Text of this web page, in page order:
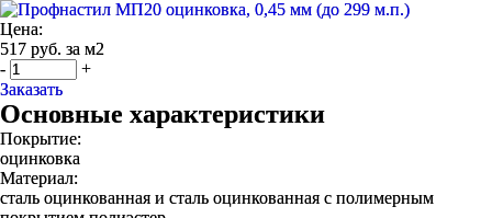
Цена:
517 руб. за м2
-
+
Заказать
Основные характеристики
Покрытие:
оцинковка
Материал:
сталь оцинкованная и сталь оцинкованная с полимерным